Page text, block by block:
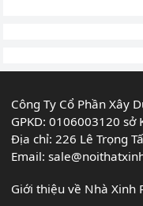
Công Ty Cổ Phần Xây
GPKD: 0106003120 sở
Địa chỉ: 226 Lê Trọng
Email:
Giới thiệu về Nhà Xinh